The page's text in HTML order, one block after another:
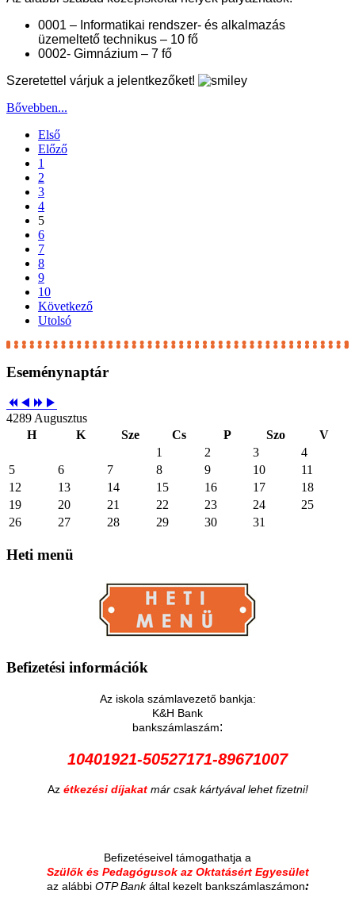
0001 – Informatikai rendszer- és alkalmazás
üzemeltető technikus – 10 fő
0002- Gimnázium – 7 fő
Szeretettel várjuk a jelentkezőket!
Bővebben...
Első
Előző
1
2
3
4
5
6
7
8
9
10
Következő
Utolsó
Eseménynaptár
4289 Augusztus
H
K Sze Cs P Szo
V
1
2 3
4
5
6 7 8 9 10
11
12
13 14 15 16 17
18
19
20 21 22 23 24
25
26
27 28 29 30 31
Heti menü
Befizetési információk
Az iskola számlavezető bankja:
K&H Bank
bankszámlaszám:
10401921-50527171-89671007
Az étkezési díjakat már csak kártyával lehet fizetni!
Befizetéseivel támogathatja a
Szülők és Pedagógusok az Oktatásért Egyesület
az alábbi OTP Bankáltal kezelt bankszámlaszámon: